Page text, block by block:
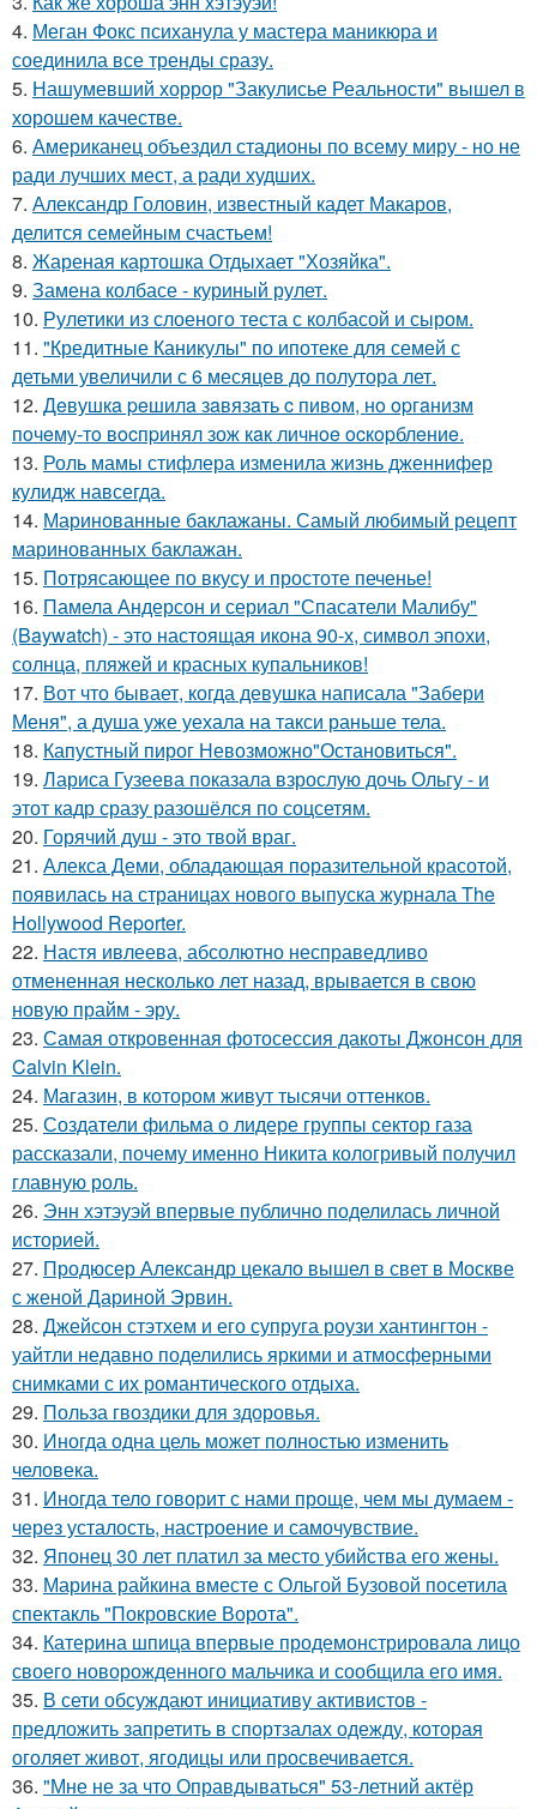
4. Меган Фокс психанула у мастера маникюра и
соединила все тренды сразу.
5. Нашумевший хоррор "Закулисье Реальности" вышел в
хорошем качестве.
6. Американец объездил стадионы по всему миру - но не
ради лучших мест, а ради худших.
7. Александр Головин, известный кадет Макаров,
делится семейным счастьем!
8. Жареная картошка Отдыхает "Хозяйка".
9. Замена колбасе - куриный рулет.
10. Рулетики из слоеного теста с колбасой и сыром.
11. "Кредитные Каникулы" по ипотеке для семей с
детьми увеличили с 6 месяцев до полутора лет.
12. Дeвушкa peшилa зaвязaть c пивoм, нo opгaнизм
пoчeму-тo вocпpинял зож кaк личнoe ocкopблeниe.
13. Роль мамы стифлера изменила жизнь дженнифер
кулидж навсегда.
14. Маринованные баклажаны. Самый любимый рецепт
маринованных баклажан.
15. Потрясающее по вкусу и простоте печенье!
16. Памела Андерсон и сериал "Спасатели Малибу"
(Baywatch) - это настоящая икона 90-х, символ эпохи,
солнца, пляжей и красных купальников!
17. Вот что бывает, когда девушка написала "Забери
Меня", а душа уже уехала на такси раньше тела.
18. Капустный пирог Невозможно"Остановиться".
19. Лариса Гузеева показала взрослую дочь Ольгу - и
этот кадр сразу разошёлся по соцсетям.
20. Горячий душ - это твой враг.
21. Алекса Деми, обладающая поразительной красотой,
появилась на страницах нового выпуска журнала The
Hollywood Reporter.
22. Настя ивлеева, абсолютно несправедливо
отмененная несколько лет назад, врывается в свою
новую прайм - эру.
23. Самая откровенная фотосессия дакоты Джонсон для
Calvin Klein.
24. Магазин, в котором живут тысячи оттенков.
25. Создатели фильма о лидере группы сектор газа
рассказали, почему именно Никита кологривый получил
главную роль.
26. Энн хэтэуэй впервые публично поделилась личной
историей.
27. Продюсер Александр цекало вышел в свет в Москве
с женой Дариной Эрвин.
28. Джейсон стэтхем и его супруга роузи хантингтон -
уайтли недавно поделились яркими и атмосферными
снимками с их романтического отдыха.
29. Польза гвоздики для здоровья.
30. Иногда одна цель может полностью изменить
человека.
31. Иногда тело говорит с нами проще, чем мы думаем -
через усталость, настроение и самочувствие.
32. Японец 30 лет платил за место убийства его жены.
33. Марина райкина вместе с Ольгой Бузовой посетила
спектакль "Покровские Ворота".
34. Катерина шпица впервые продемонстрировала лицо
своего новорожденного мальчика и сообщила его имя.
35. В сети обсуждают инициативу активистов -
предложить запретить в спортзалах одежду, которая
оголяет живот, ягодицы или просвечивается.
36. "Мне не за что Оправдываться" 53-летний актёр